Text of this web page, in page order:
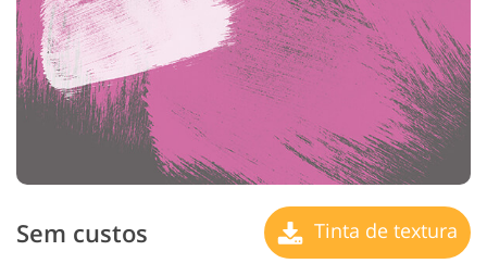
Sem custos Tinta de textura